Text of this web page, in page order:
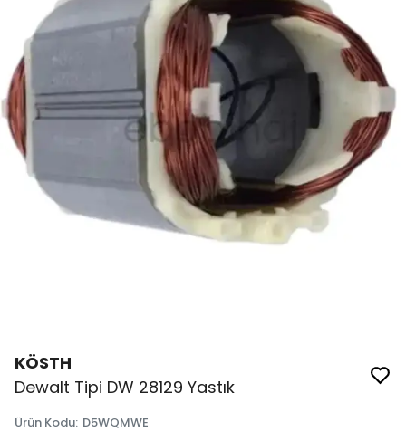
KÖSTH
Dewalt Tipi DW 28129 Yastık
Ürün Kodu: D5WQMWE